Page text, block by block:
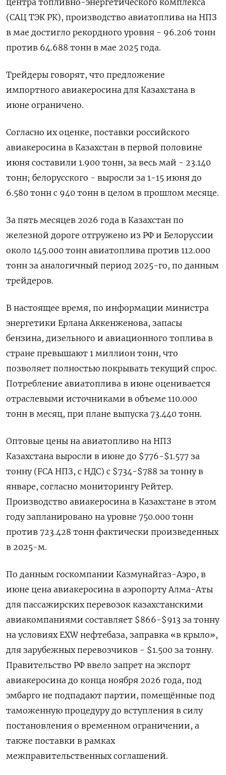
(САЦ ТЭК РК), производство авиатоплива на НПЗ
в мае достигло рекордного уровня - 96.206 тонн
против 64.688 ​тонн в мае 2025 года.
Трейдеры говорят, что предложение
импортного авиакеросина для Казахстана в
июне ‌ограничено.
Согласно их оценке, поставки российского
авиакеросина в Казахстан в первой половине
июня составили 1.900 тонн, ​за весь май - 23.140
тонн; белорусского - выросли за 1-15 июня до
6.580 тонн с 940 тонн ‌в целом в прошлом месяце.
За пять месяцев 2026 года в Казахстан по
железной дороге отгружено из РФ и Белоруссии
около 145.000 тонн авиатоплива против 112.000
тонн за ​аналогичный период 2025-го, по ​данным
трейдеров.
В настоящее время, по ‌информации министра
энергетики Ерлана Аккенженова, запасы
бензина, дизельного и авиационного топлива в
стране превышают 1 миллион ​тонн, что
позволяет полностью покрывать текущий спрос.
Потребление авиатоплива в июне оценивается
отраслевыми источниками в объеме 110.000
тонн в месяц, при плане выпуска 73.440 тонн.
Оптовые цены на авиатопливо на НПЗ
Казахстана выросли в июне до $776-$1.577 за
тонну (FCA НПЗ, с НДС) с $734-$788 за тонну в
январе, согласно мониторингу Рейтер.
Производство авиакеросина в Казахстане в этом
году запланировано на уровне 750.000 тонн
против 723.428 тонн фактически произведенных
в 2025-м.
По данным госкомпании Казмунайгаз-Аэро, ​в
июне цена авиакеросина в аэропорту ⁠Алма-Аты
для пассажирских перевозок казахстанскими
авиакомпаниями составляет $866-$913 за тонну
на условиях EXW нефтебаза, заправка «в крыло»,
для зарубежных перевозчиков - $1.500 за тонну.
Правительство РФ ввело ‌запрет на экспорт
авиакеросина до конца ноября 2026 года, под
эмбарго не подпадают партии, ‌помещённые под
таможенную процедуру до вступления в силу
постановления о временном ограничении, а
также поставки в рамках
межправительственных ​соглашений.